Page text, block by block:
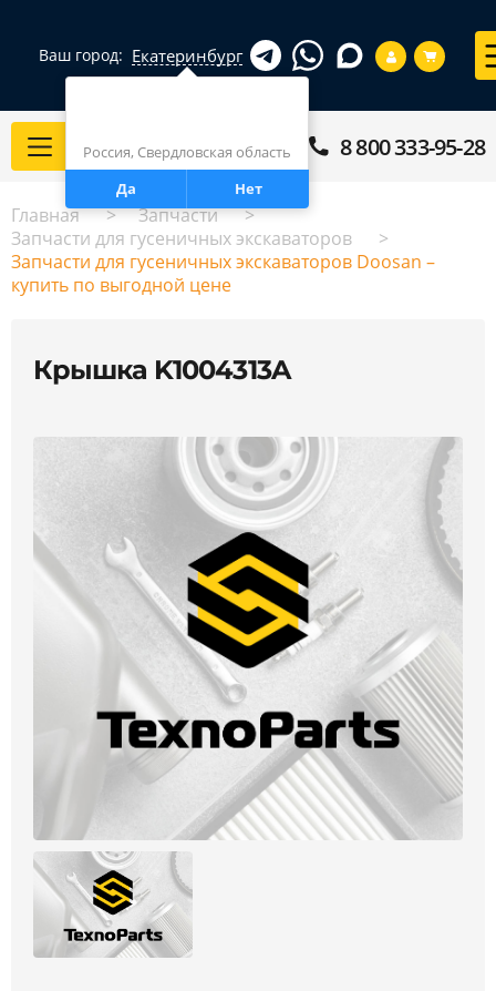
Ваш город: Екатеринбург
Россия, Свердловская область
Да
Нет
Каталог 8 800 333-95-28
Главная
Запчасти
Запчасти для гусеничных экскаваторов
Запчасти для гусеничных экскаваторов Doosan –
купить по выгодной цене
Крышка K1004313A